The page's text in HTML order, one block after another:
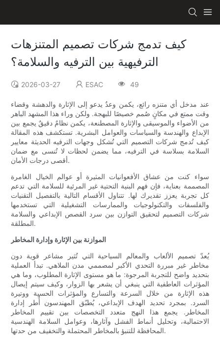
كيف تدمج شركات تصميم المتنزهات
الترفيهية بين الترفيه والسلامة؟
2026-03-27 ESAC 49
عند مدخل أي متنزه رائع، يكمن وعدٌ يدعو إلى الإثارة والدهشة وقضاء
وقت ممتع في مكانٍ صُمم خصيصًا للبهجة. ولكن وراء هذا المشهد الباهر
من الأضواء والموسيقى والإثارة المصطنعة، يكمن نظامٌ دقيقٌ يجمع بين
الإبداع والهندسة والسياسات والعوامل البشرية. تستكشف هذه المقالة
كيف تُدمج شركات التصميم التي تُشكل وجهات الترفيه الحديثة معايير
السلامة بسلاسة في الترفيه، مما يضمن لحظات لا تُنسى مع ضمان
أقصى درجات الأمان.
سواء كنت من عشاق الأفعوانيات المثيرة أو عوالم الخيال الغامرة
المصممة بعناية، فإن فهم البنية التحتية غير المرئية للسلامة التي تدعم
كل تجربة يعزز تقديرك لها. تتناول الأقسام التالية بالتفصيل التقنيات
والفلسفات والتكنولوجيات والممارسات التشغيلية التي تستخدمها
شركات التصميم لتحقيق التوازن بين سرد القصص الإبداعي والسلامة
المطلقة.
الموازنة بين الإثارة وإدارة المخاطر
يُعدّ تصميم الألعاب والمعالم السياحية التي تُثير مشاعر قوية دون
مخاطر غير مبررة التحدي الأكبر لمصممي مدن الملاهي. تبدأ العملية
بتحديد واضح للتجربة المرجوة: ما هو مستوى الإثارة المطلوب، وما هي
المؤثرات العاطفية التي ينبغي أن يشعر بها الزوار، وكيف سيتم إيصال
هذه الإثارة من خلال السرعة والتسارع والمؤثرات الحسية ووتيرة
السرد. بمجرد تحديد الهدف الإبداعي، يُطبّق المهندسون أُطر إدارة
المخاطر. يجمع هذا النهج متعدد التخصصات بين تقييم المخاطر
الاحتمالية، وتحليل أنماط الفشل وآثارها، وعوامل السلامة الهندسية
المحافظة للتنبؤ بالمخاطر المحتملة والتخفيف من حدتها.